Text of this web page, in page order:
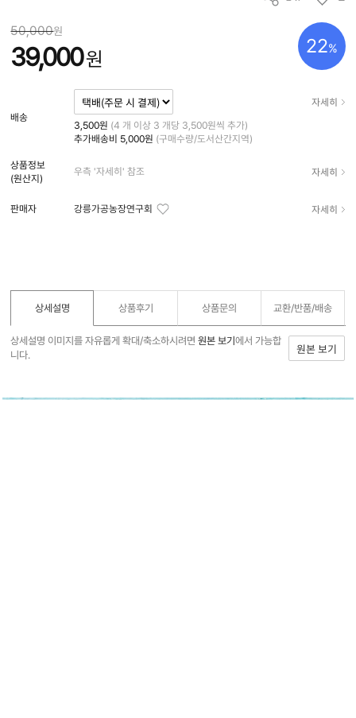
22%
50,000원
39,000원
배송
자세히
3,500원 (4 개 이상 3 개당 3,500원씩 추가)
추가배송비 5,000원 (구매수량/도서산간지역)
상품정보
(원산지)
우측 '자세히' 참조 자세히
판매자 강릉가공농장연구회 자세히
상세설명 상품후기 상품문의 교환/반품/배송
상세설명 이미지를 자유롭게 확대/축소하시려면원본 보기에서 가능합
니다.
원본 보기